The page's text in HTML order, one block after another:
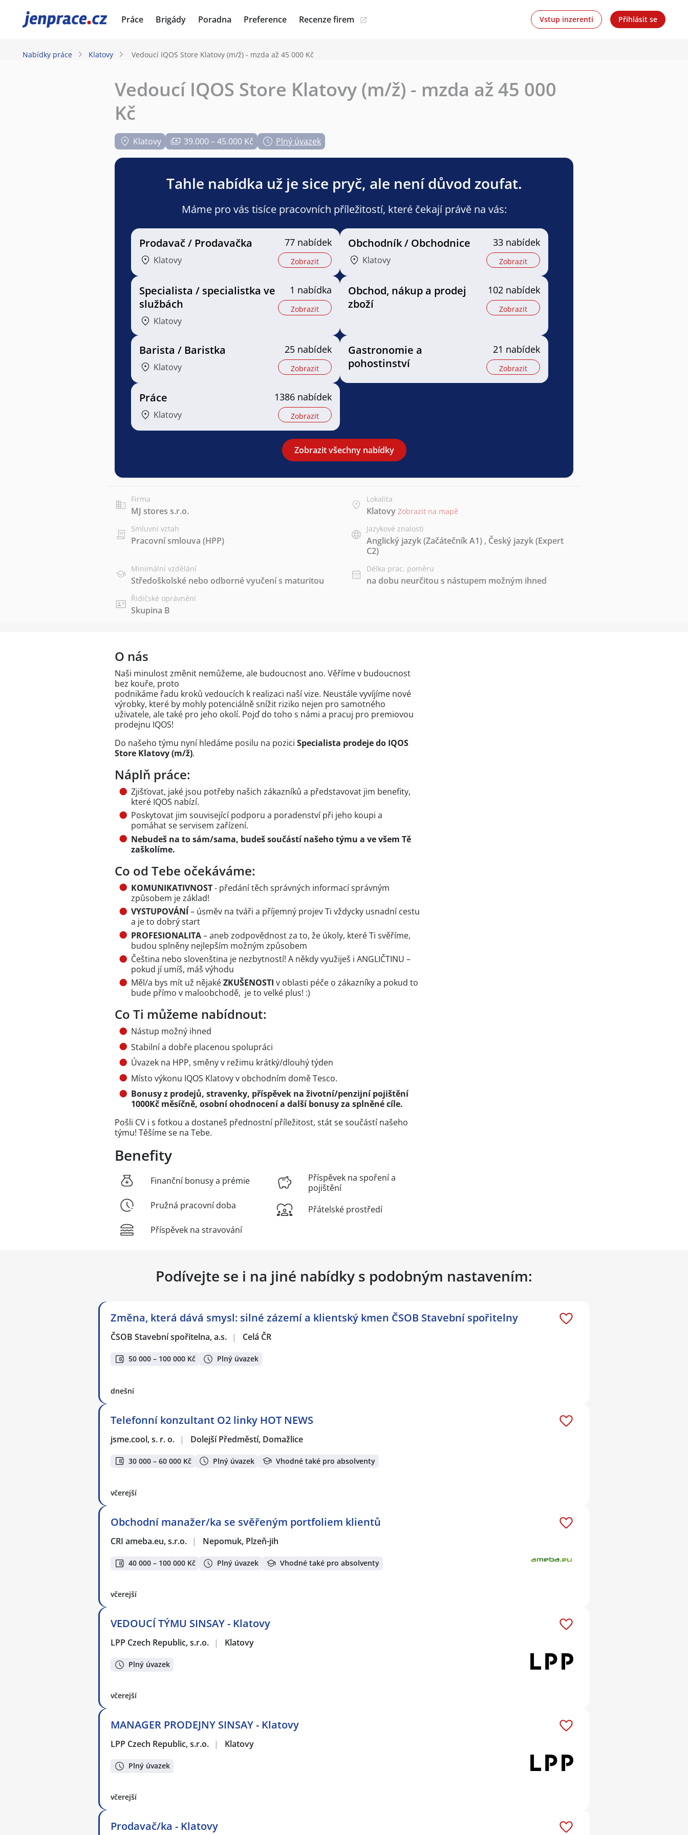
JenPráce.cz Práce Brigády Poradna Preference Recenze firem Vstup inzerenti Přihlásit se
Nabídky práce Klatovy Vedoucí IQOS Store Klatovy (m/ž) - mzda až 45 000 Kč
Vedoucí IQOS Store Klatovy (m/ž) - mzda až 45 000
Kč
Klatovy 39.000 – 45.000 Kč Plný úvazek
Tahle nabídka už je sice pryč, ale není důvod zoufat.
Máme pro vás tisíce pracovních příležitostí, které čekají právě na vás:
Prodavač / Prodavačka
Klatovy
77 nabídek
Zobrazit
Obchodník / Obchodnice
Klatovy
33 nabídek
Zobrazit
Specialista / specialistka ve
službách
Klatovy
1 nabídka
Zobrazit
Obchod, nákup a prodej
zboží
102 nabídek
Zobrazit
Barista / Baristka
Klatovy
25 nabídek
Zobrazit
Gastronomie a
pohostinství
21 nabídek
Zobrazit
Práce
Klatovy
1386 nabídek
Zobrazit
Zobrazit všechny nabídky
Firma
MJ stores s.r.o.
Lokalita
Klatovy Zobrazit na mapě
Smluvní vztah
Pracovní smlouva (HPP)
Jazykové znalosti
Anglický jazyk(Začátečník A1) , Český jazyk(Expert
C2)
Minimální vzdělání
Středoškolské nebo odborné vyučení s maturitou
Délka prac. poměru
na dobu neurčitou s nástupem možným ihned
Řidičské oprávnění
Skupina B
O nás
Naši minulost změnit nemůžeme, ale budoucnost ano. Věříme v budoucnost
bez kouře, proto
podnikáme řadu kroků vedoucích k realizaci naší vize. Neustále vyvíjíme nové
výrobky, které by mohly potenciálně snížit riziko nejen pro samotného
uživatele, ale také pro jeho okolí. Pojď do toho s námi a pracuj pro premiovou
prodejnu IQOS!
Do našeho týmu nyní hledáme posilu na pozici Specialista prodeje do IQOS
Store Klatovy (m/ž).
Náplň práce:
Zjišťovat, jaké jsou potřeby našich zákazníků a představovat jim benefity,
které IQOS nabízí.
Poskytovat jim související podporu a poradenství při jeho koupi a
pomáhat se servisem zařízení.
Nebudeš na to sám/sama, budeš součástí našeho týmu a ve všem Tě
zaškolíme.
Co od Tebe očekáváme:
KOMUNIKATIVNOST- předání těch správných informací správným
způsobem je základ!
VYSTUPOVÁNÍ – úsměv na tváři a příjemný projev Ti vždycky usnadní cestu
a je to dobrý start
PROFESIONALITA– aneb zodpovědnost za to, že úkoly, které Ti svěříme,
budou splněny nejlepším možným způsobem
Čeština nebo slovenština je nezbytností! A někdy využiješ i ANGLIČTINU –
pokud jí umíš, máš výhodu
Měl/a bys mít už nějakéZKUŠENOSTI v oblasti péče o zákazníky a pokud to
bude přímo v maloobchodě, je to velké plus! :)
Co Ti můžeme nabídnout:
Nástup možný ihned
Stabilní a dobře placenou spolupráci
Úvazek na HPP, směny v režimu krátký/dlouhý týden
Místo výkonu IQOS Klatovy v obchodním domě Tesco.
Bonusy z prodejů, stravenky, příspěvek na životní/penzijní pojištění
1000Kč měsíčně, osobní ohodnocení a další bonusy za splněné cíle.
Pošli CV i s fotkou a dostaneš přednostní příležitost, stát se součástí našeho
týmu! Těšíme se na Tebe.
Benefity
Finanční bonusy a prémie
Pružná pracovní doba
Příspěvek na stravování
Příspěvek na spoření a
pojištění
Přátelské prostředí
Podívejte se i na jiné nabídky s podobným nastavením:
Změna, která dává smysl: silné zázemí a klientský kmen ČSOB Stavební spořitelny
ČSOB Stavební spořitelna, a.s. | Celá ČR
50 000 – 100 000 Kč Plný úvazek
dnešní
Telefonní konzultant O2 linky HOT NEWS
jsme.cool, s. r. o. | Dolejší Předměstí, Domažlice
30 000 – 60 000 Kč Plný úvazek Vhodné také pro absolventy
včerejší
Obchodní manažer/ka se svěřeným portfoliem klientů
CRI ameba.eu, s.r.o. | Nepomuk, Plzeň-jih
40 000 – 100 000 Kč Plný úvazek Vhodné také pro absolventy
včerejší
VEDOUCÍ TÝMU SINSAY - Klatovy
LPP Czech Republic, s.r.o. | Klatovy
Plný úvazek
včerejší
MANAGER PRODEJNY SINSAY - Klatovy
LPP Czech Republic, s.r.o. | Klatovy
Plný úvazek
včerejší
Prodavač/ka - Klatovy